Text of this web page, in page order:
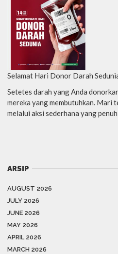
Selamat Hari Donor Darah
Setetes darah yang Anda
mereka yang membutuhkan. Mari
melalui aksi sederhana yang
ARSIP
AUGUST 2026
JULY 2026
JUNE 2026
MAY 2026
APRIL 2026
MARCH 2026